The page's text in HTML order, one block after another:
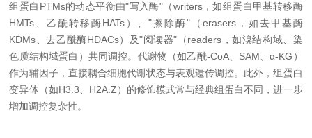
组蛋白PTMs的动态平衡由"写入酶"（writers，如组蛋白甲基转移酶
HMTs、乙酰转移酶HATs）、"擦除酶"（erasers，如去甲基酶
KDMs、去乙酰酶HDACs）及"阅读器"（readers，如溴结构域、染
色质结构域蛋白）共同调控。代谢物（如乙酰-CoA、SAM、α-KG）
作为辅因子，直接耦合细胞代谢状态与表观遗传调控。此外，组蛋白
变异体（如H3.3、H2A.Z）的修饰模式常与经典组蛋白不同，进一步
增加调控复杂性。